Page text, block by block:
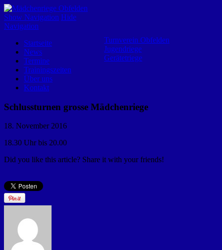
Turnverein Obfelden
Jugendriege
Gerätetriege
Show Navigation Hide
Navigation
Startseite
News
Termine
Trainingszeiten
Über uns
Kontakt
Schlussturnen grosse Mädchenriege
18. November 2016
18.30 Uhr bis 20.00
Did you like this article? Share it with your friends!